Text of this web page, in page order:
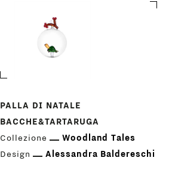
PRODOTTI
DESIGNER
PALLA DI NATALE
BACCHE&TARTARUGA
Collezione
Woodland Tales
Design
Alessandra Baldereschi